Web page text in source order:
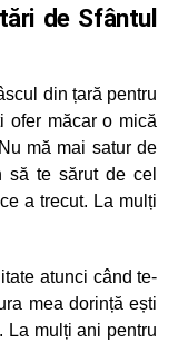
de Sfântul
din țară pentru
măcar o mică
mă mai satur de
să te sărut de cel
a trecut. La mulți
atunci când te-
mea dorință ești
La mulți ani pentru